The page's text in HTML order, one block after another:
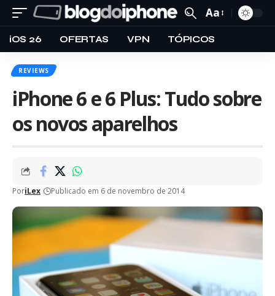
Aa
iOS 26 OFERTAS VPN TÓPICOS
REVIEWS
iPhone 6 e 6 Plus: Tudo sobre
os novos aparelhos
PoriLex Publicado em 6 de novembro de 2014